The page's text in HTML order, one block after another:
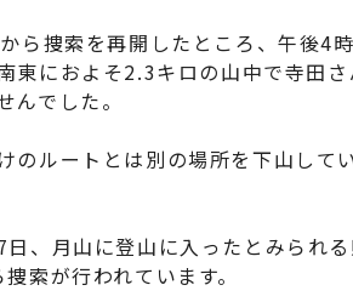
ら捜索を再開したところ、午後4
東におよそ2.3キロの山中で寺田
んでした。
のルートとは別の場所を下山して
、月山に登山に入ったとみられ
索が行われています。